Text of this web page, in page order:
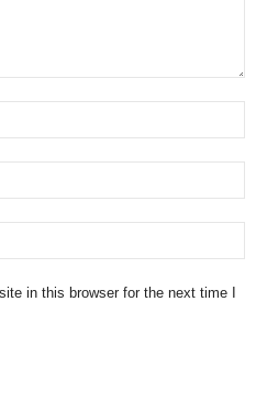
in this browser for the next time I